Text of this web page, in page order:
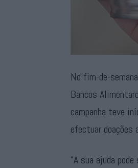
No fim-de-
Bancos
campanha teve
efectuar doações
“A sua ajuda